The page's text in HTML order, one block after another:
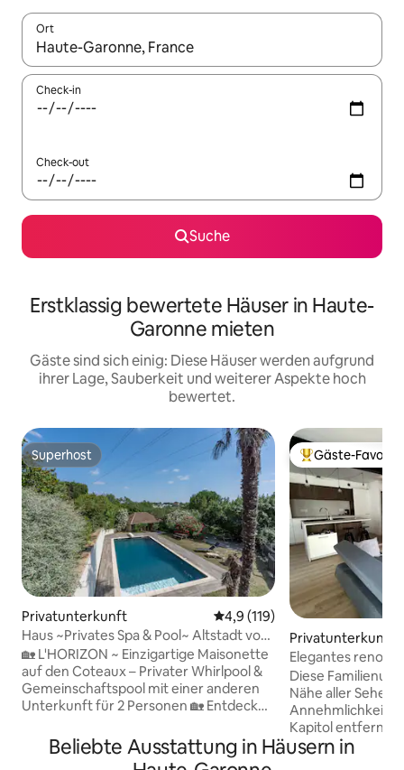
Ort
Wenn Ergebnisse verfügbar sind, navigiere mit den
Check-in
Check-out
Suche
Erstklassig bewertete Häuser in Haute-
Garonne mieten
Gäste sind sich einig: Diese Häuser werden aufgrund
ihrer Lage, Sauberkeit und weiterer Aspekte hoch
bewertet.
Superhost
Superhost
Privatunterkunft Durchschnittliche Bewertung:
4,9 (119)
Haus ~Privates Spa & Pool~ Altstadt von
Toulouse
🏡 L'HORIZON ~ Einzigartige Maisonette
auf den Coteaux – Privater Whirlpool &
Gemeinschaftspool mit einer anderen
Unterkunft für 2 Personen 🏡 Entdecken
Toulouse, 15 Minuten vom Zentrum von
Toulouse entfernt: Atemberaubender
Beliebter Gäste-
Gäste-Favorit
Privatunterkunft
Elegantes
Diese
Nähe aller
Kapitol entfernt!
von einem
Beliebte Ausstattung in Häusern in